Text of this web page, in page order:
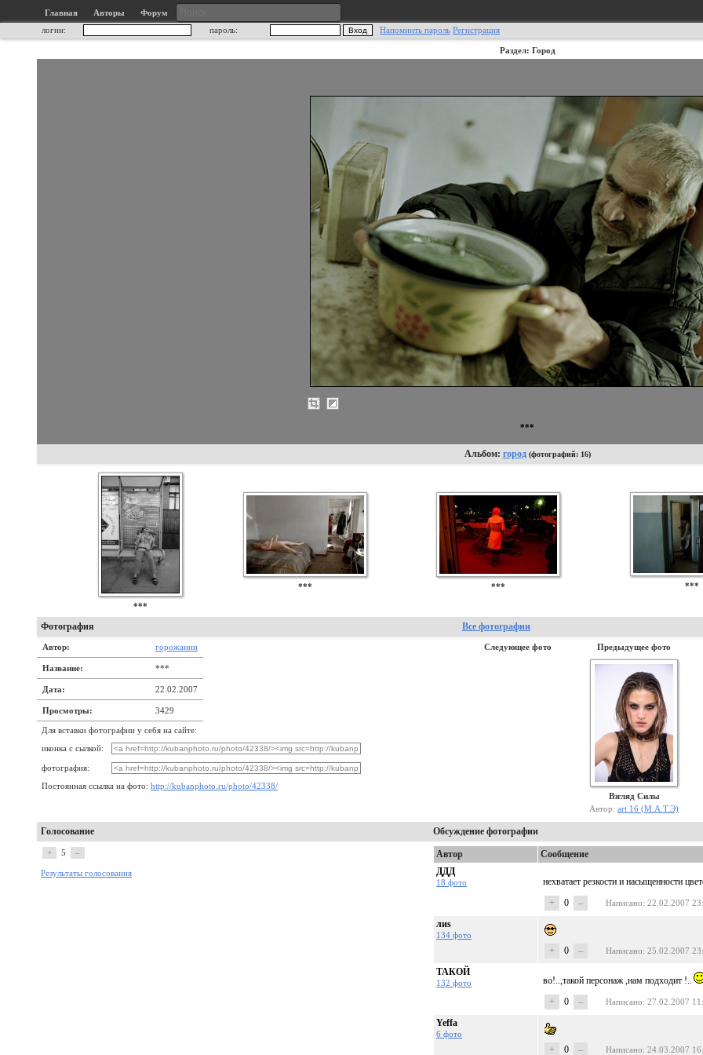
Главная Авторы
Форум
логин:
пароль: Напомнить пароль Регистрация
Раздел: Город
***
Альбом: город (фотографий: 16)
***
*** *** ***
Фотография Все фотографии
Автор: горожанин
Название: ***
Дата: 22.02.2007
Просмотры: 3429
Для вставки фотографии у себя на сайте:
иконка с сылкой:
фотография:
Постоянная ссылка на фото: http://kubanphoto.ru/photo/42338/
Следующее фото Предыдущее фото
Взгляд Силы
Автор: art 16 (М.А.Т.Э)
Голосование Обсуждение фотографии
+ 5 –
Результаты голосования
Автор
Сообщение
ДДД
18 фото
нехватает резкости и насыщенности
+
0 – Написано: 22.02.2007
лиs
134 фото
+ 0 – Написано: 25.02.2007
ТАКОЙ
132 фото
во!..,такой персонаж ,нам подходит !..
+
0 – Написано: 27.02.2007
Yeffa
6 фото
+ 0 – Написано: 24.03.2007